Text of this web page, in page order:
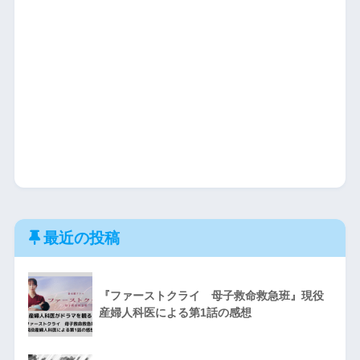
最近の投稿
『ファーストクライ 母子救命救急班』現役
産婦人科医による第1話の感想